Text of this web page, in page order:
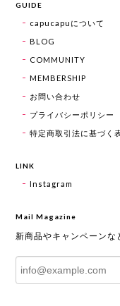
GUIDE
capucapuについて
BLOG
COMMUNITY
MEMBERSHIP
お問い合わせ
プライバシーポリシー
特定商取引法に基づく
LINK
Instagram
Mail Magazine
新商品やキャンペーンな